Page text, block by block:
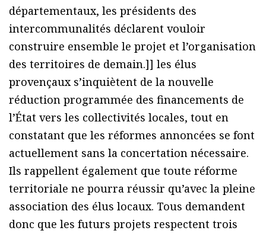
départementaux, les présidents des
intercommunalités déclarent vouloir
construire ensemble le projet et l’organisation
des territoires de demain.]] les élus
provençaux s’inquiètent de la nouvelle
réduction programmée des financements de
l’État vers les collectivités locales, tout en
constatant que les réformes annoncées se font
actuellement sans la concertation nécessaire.
Ils rappellent également que toute réforme
territoriale ne pourra réussir qu’avec la pleine
association des élus locaux. Tous demandent
donc que les futurs projets respectent trois